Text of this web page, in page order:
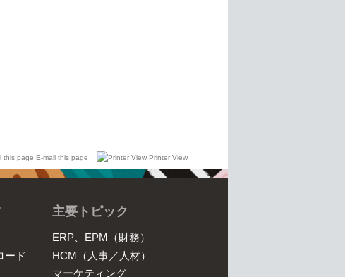
E-mail this page Printer View
ード
主要トピック
ERP、EPM（財務）
HCM（人事／人材）
マーケティング